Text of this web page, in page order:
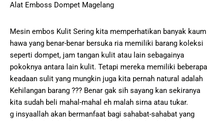
Alat Emboss Dompet Magelang
Mesin embos Kulit Sering kita memperhatikan banyak kaum
hawa yang benar-benar bersuka ria memiliki barang koleksi
seperti dompet, jam tangan kulit atau lain sebagainya
pokoknya antara lain kulit. Tetapi mereka memiliki beberapa
keadaan sulit yang mungkin juga kita pernah natural adalah
Kehilangan barang ??? Benar gak sih sayang kan sekiranya
kita sudah beli mahal-mahal eh malah sirna atau tukar.
g insyaallah akan bermanfaat bagi sahabat-sahabat yang